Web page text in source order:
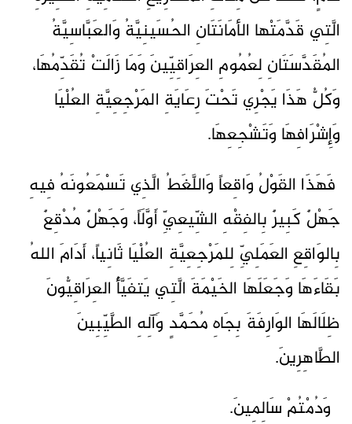
الَّتِي قَدَّمَتْها الأمَانَتَانِ الحُسَينِيَّةُ وَالعَبَّاسِيَّةُ
المُقَدَّسَتَانِ لِعُمُومِ العِرَاقِيِّينَ وَمَا زَالَتْ تُقَدِّمُهَا،
وَكُلُّ هَذَا يَجْرِي تَحْتَ رِعَايَةِ المَرْجِعِيَّةِ العُلْيَا
وَإِشْرَافِهَا وَتَشْجِعِهَا.
فَهَذَا القَوْلُ وَاقِعاً وَاللَّغَطُ الَّذِي تَسْمَعُونَهُ فِيهِ
جَهْلٌ كَبِيرٌ بِالفِقْهِ الشِّيعِيِّ أَوَّلَاً، وَجَهْلٌ مُدْقِعٌ
بِالوَاقِعِ العَمَلِيِّ لِلمَرْجِعِيَّةِ العُلْيَا ثَانِياً، أَدَامَ اللهُ
بَقَاءَهَا وَجَعَلَهَا الخَيْمَةَ الَّتِي يَتفَيَّأُ العِرَاقِيُّونَ
ظِلَالَهَا الوَارِفَةَ بِجَاهِ مُحَمَّدٍ وَآلِهِ الطَّيِّبِينَ
الطَّاهِرِينَ.
وَدُمْتُمْ سَالِمِينَ.